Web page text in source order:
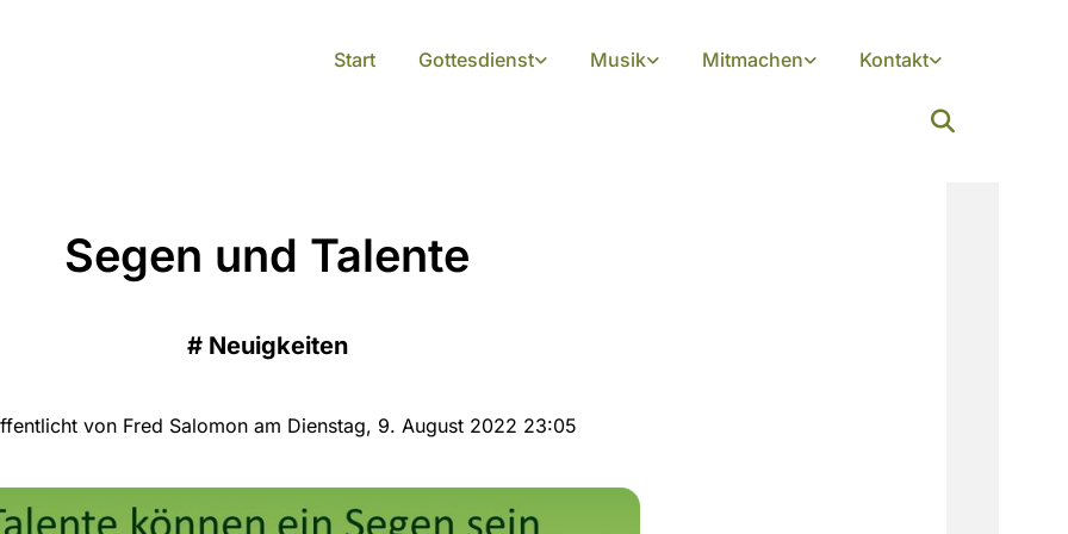
Start Gottesdienst Musik Mitmachen Kontakt
Segen und Talente
# Neuigkeiten
von Fred Salomon am Dienstag, 9. August 2022 23:05